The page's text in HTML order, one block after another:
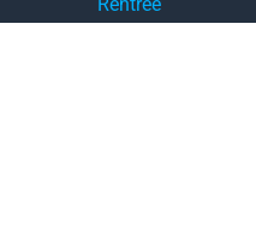
Rentrée